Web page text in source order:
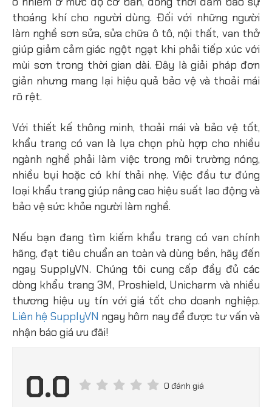
thoáng khí cho người dùng. Đối với những người
làm nghề sơn sửa, sửa chữa ô tô, nội thất, van thở
giúp giảm cảm giác ngột ngạt khi phải tiếp xúc với
mùi sơn trong thời gian dài. Đây là giải pháp đơn
giản nhưng mang lại hiệu quả bảo vệ và thoải mái
rõ rệt.
Với thiết kế thông minh, thoải mái và bảo vệ tốt,
khẩu trang có van là lựa chọn phù hợp cho nhiều
ngành nghề phải làm việc trong môi trường nóng,
nhiều bụi hoặc có khí thải nhẹ. Việc đầu tư đúng
loại khẩu trang giúp nâng cao hiệu suất lao động và
bảo vệ sức khỏe người làm nghề.
Nếu bạn đang tìm kiếm khẩu trang có van chính
hãng, đạt tiêu chuẩn an toàn và dùng bền, hãy đến
ngay SupplyVN. Chúng tôi cung cấp đầy đủ các
dòng khẩu trang 3M, Proshield, Unicharm và nhiều
thương hiệu uy tín với giá tốt cho doanh nghiệp.
Liên hệ SupplyVN ngay hôm nay để được tư vấn và
nhận báo giá ưu đãi!
0.0 0 đánh giá